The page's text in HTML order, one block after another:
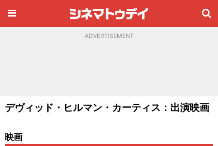
ADVERTISEMENT
デヴィッド・ヒルマン・カーティス：出演映画
映画